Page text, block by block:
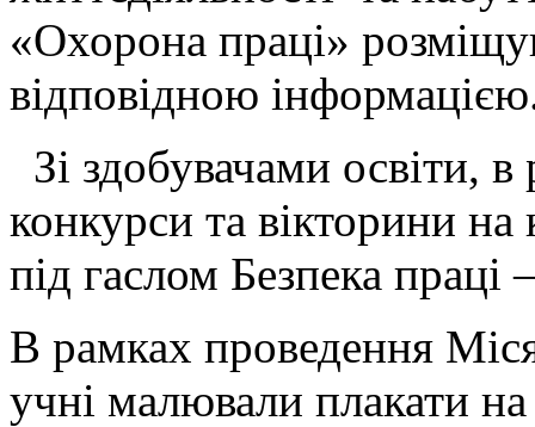
«Охорона праці»
відповідною
Зі здобувачами освіти,
конкурси та вікторини
під гаслом Безпека праці
В рамках проведення
учні малювали плакати